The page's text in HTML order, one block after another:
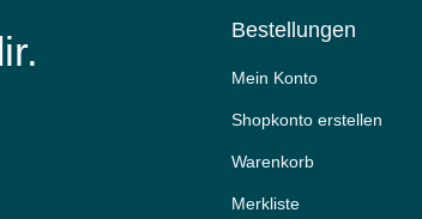
Bestellungen
Mein Konto
Shopkonto erstellen
Warenkorb
Merkliste